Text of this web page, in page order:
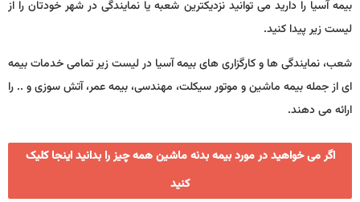
آسیا را دارید می توانید نزدیکترین شعبه یا نمایندگی در شهر خودتان را از
زیر پیدا کنید.
نمایندگی ها و کارگزاری های بیمه آسیا در لیست زیر تمامی خدمات بیمه
از جمله بیمه ماشین و موتور سیکلت، مهندسی، بیمه عمر، آتش سوزی و .. را
می دهند.
اگر می خواهید در مورد بیمه بدنه ماشین همه چیز را بدانید اینجا کلیک
کنید